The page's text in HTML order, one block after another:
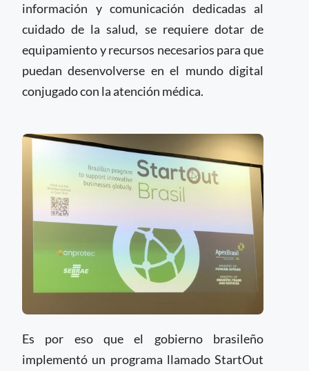
información y comunicación dedicadas al
cuidado de la salud, se requiere dotar de
equipamiento y recursos necesarios para que
puedan desenvolverse en el mundo digital
conjugado con la atención médica.
Es por eso que el gobierno brasileño
implementó un programa llamado StartOut